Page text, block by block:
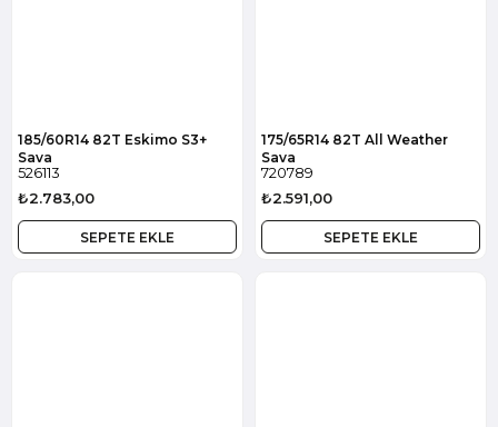
185/60R14 82T Eskimo S3+
Sava
526113
₺2.783,00
SEPETE EKLE
175/65R14 82T All Weather
Sava
720789
₺2.591,00
SEPETE EKLE